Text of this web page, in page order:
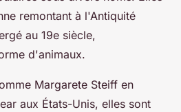
remontant à l'Antiquité
au 19e siècle,
d'animaux.
Margarete Steiff en
aux États-Unis, elles sont